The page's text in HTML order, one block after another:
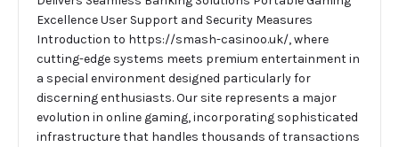
Excellence User Support and Security Measures
Introduction to https://smash-casinoo.uk/, where
cutting-edge systems meets premium entertainment in
a special environment designed particularly for
discerning enthusiasts. Our site represents a major
evolution in online gaming, incorporating sophisticated
infrastructure that handles thousands of transactions